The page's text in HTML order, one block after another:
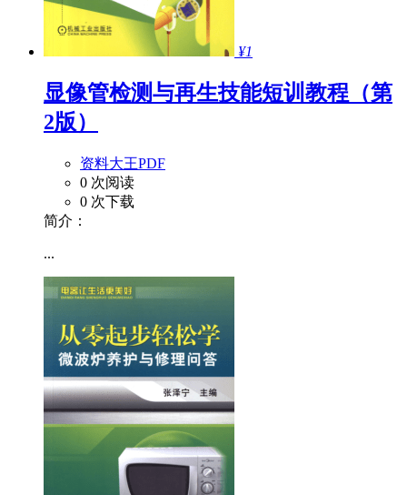
¥1
显像管检测与再生技能短训教程（第
2版）
资料大王PDF
0 次阅读
0 次下载
简介：
...